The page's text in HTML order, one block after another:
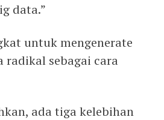
data.”
untuk mengenerate
radikal sebagai cara
ada tiga kelebihan